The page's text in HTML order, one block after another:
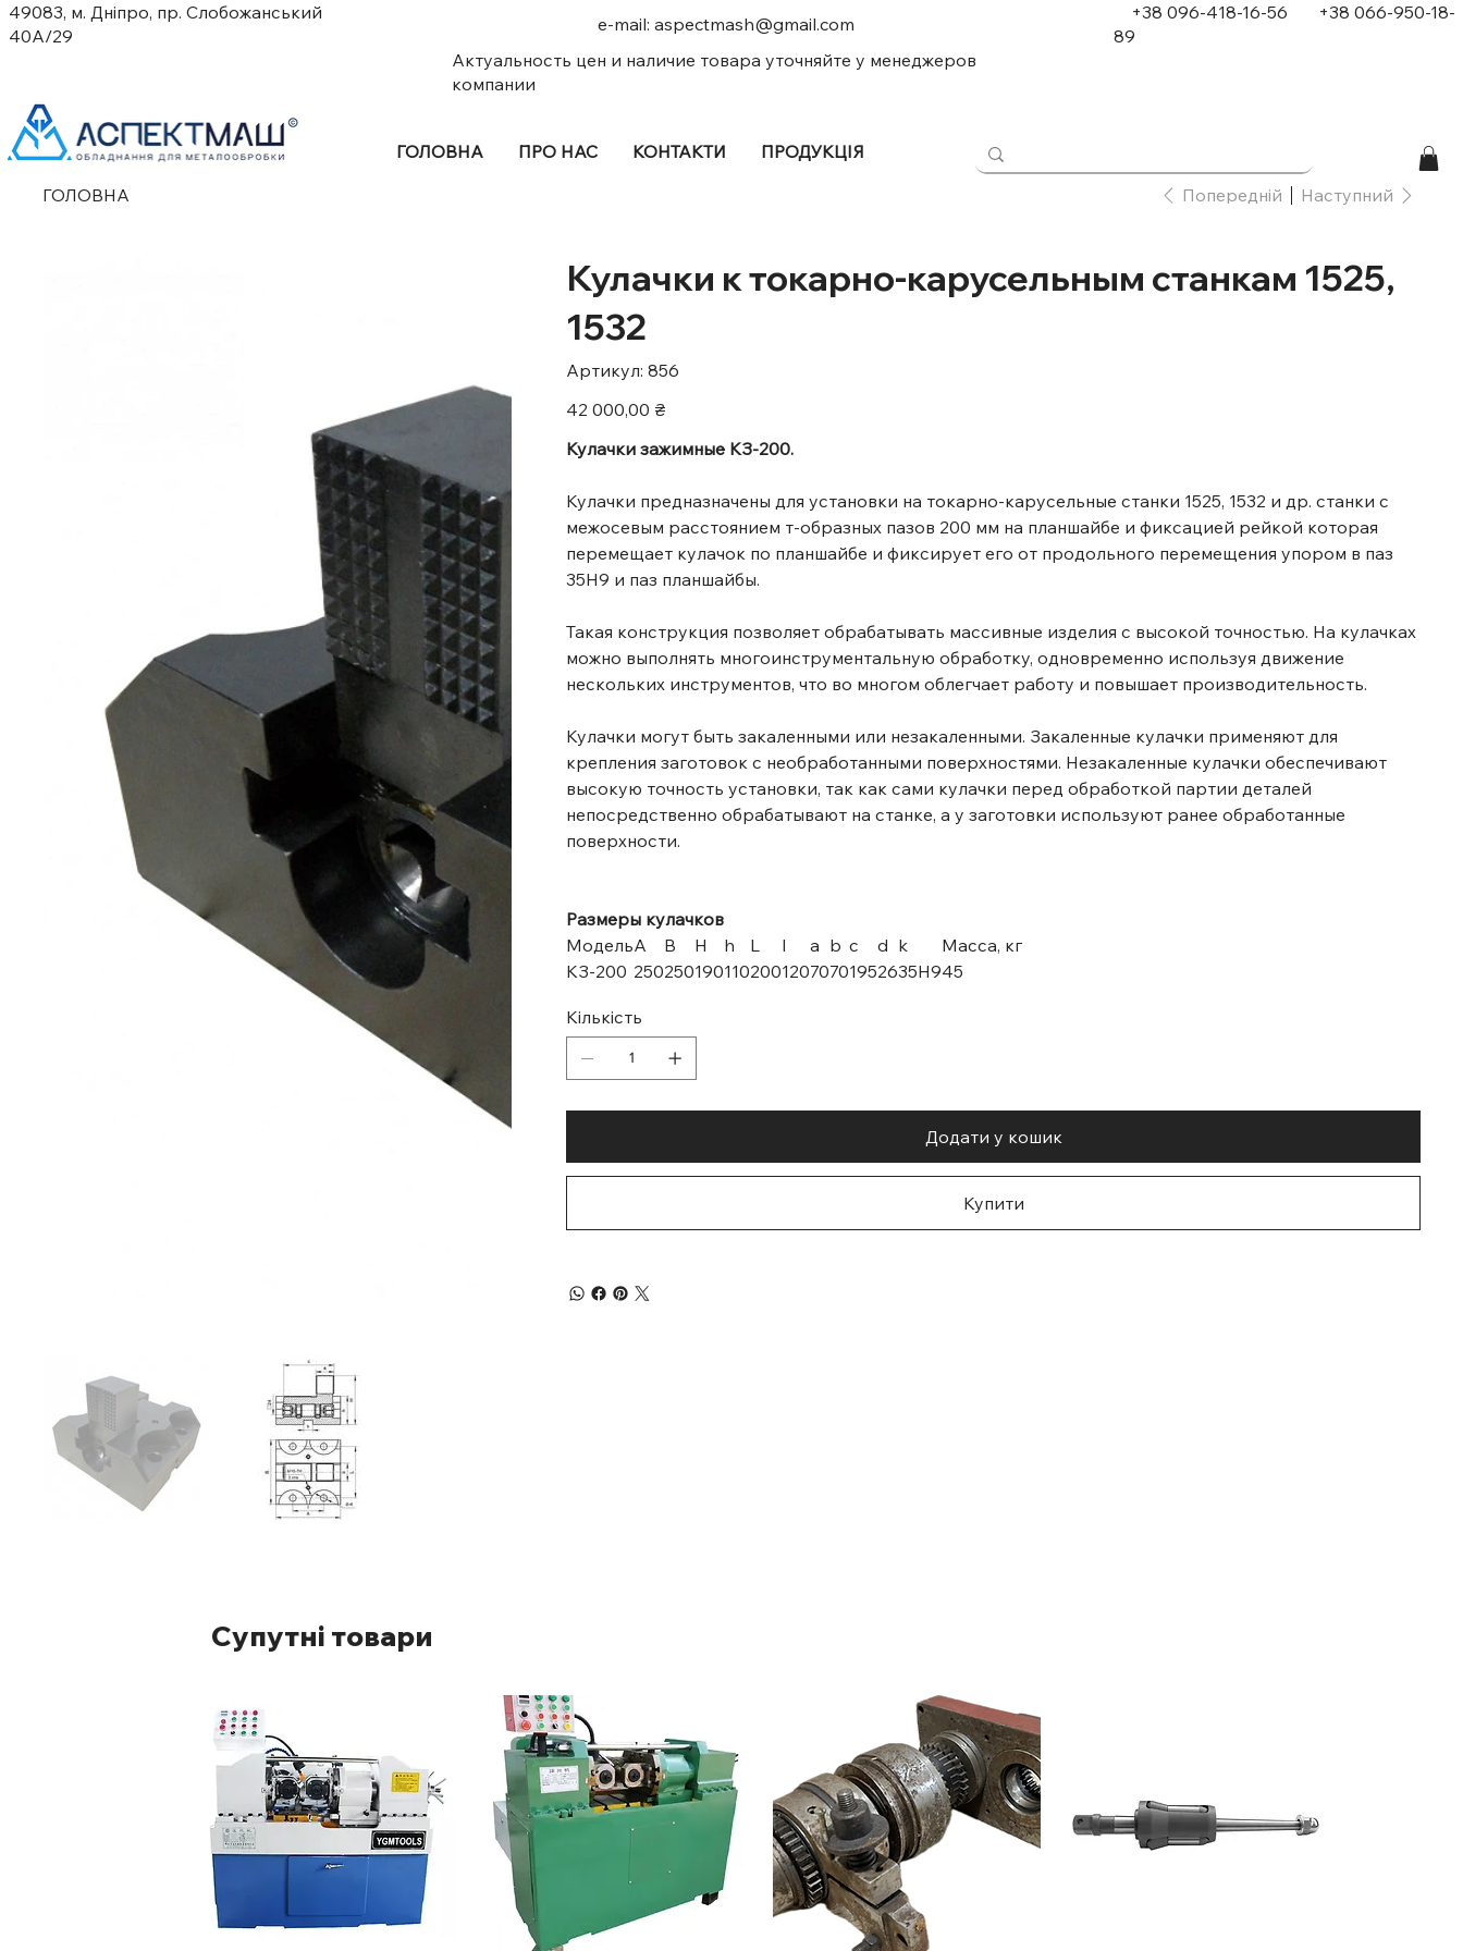
49083, м. Дніпро, пр. Слобожанський
40А/29
e-mail: aspectmash@gmail.com
+38 096-418-16-56 +38 066-950-18-
89
Актуальность цен и наличие товара уточняйте у менеджеров
компании
ГОЛОВНА ПРО НАС КОНТАКТИ
ПРОДУКЦІЯ
ГОЛОВНА
Попередній Наступний
Кулачки к токарно-карусельным станкам 1525,
1532
Артикул: Артикул
856
856
Ціна
42 000,00 ₴
Кулачки зажимные КЗ-200.
Кулачки предназначены для установки на токарно-карусельные станки 1525, 1532 и др. станки с
межосевым расстоянием т-образных пазов 200 мм на планшайбе и фиксацией рейкой которая
перемещает кулачок по планшайбе и фиксирует его от продольного перемещения упором в паз
35H9 и паз планшайбы.
Такая конструкция позволяет обрабатывать массивные изделия с высокой точностью. На кулачках
можно выполнять многоинструментальную обработку, одновременно используя движение
нескольких инструментов, что во многом облегчает работу и повышает производительность.
Кулачки могут быть закаленными или незакаленными. Закаленные кулачки применяют для
крепления заготовок с необработанными поверхностями. Незакаленные кулачки обеспечивают
высокую точность установки, так как сами кулачки перед обработкой партии деталей
непосредственно обрабатывают на станке, а у заготовки используют ранее обработанные
поверхности.
Размеры кулачков
МодельA B H h L l a b c d k
Масса, кг
КЗ-200 25025019011020012070701952635H945
Кількість
Додати у кошик
Купити
Супутні товари